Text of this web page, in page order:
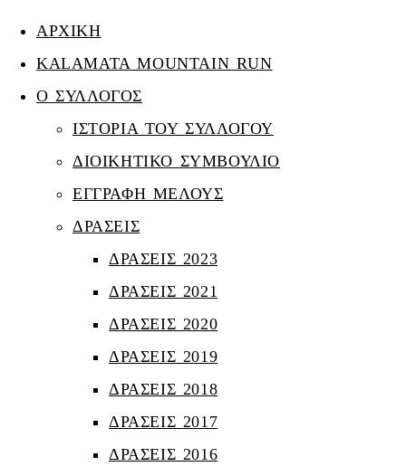
ΑΡΧΙΚΗ
KALAMATA MOUNTAIN RUN
Ο ΣΥΛΛΟΓΟΣ
IΣΤΟΡΙΑ ΤΟΥ ΣΥΛΛΟΓΟΥ
ΔΙΟΙΚΗΤΙΚΟ ΣΥΜΒΟΥΛΙΟ
ΕΓΓΡΑΦΗ ΜΕΛΟΥΣ
ΔΡΑΣΕΙΣ
ΔΡΑΣΕΙΣ 2023
ΔΡΑΣΕΙΣ 2021
ΔΡΑΣΕΙΣ 2020
ΔΡΑΣΕΙΣ 2019
ΔΡΑΣΕΙΣ 2018
ΔΡΑΣΕΙΣ 2017
ΔΡΑΣΕΙΣ 2016